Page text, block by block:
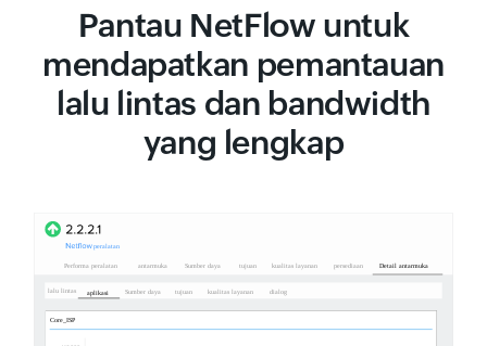
Pantau NetFlow untuk
mendapatkan pemantauan
lalu lintas dan bandwidth
yang lengkap